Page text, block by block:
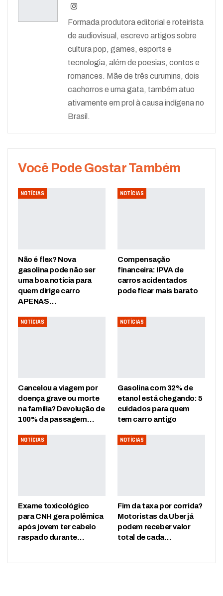
Formada produtora editorial e roteirista
de audiovisual, escrevo artigos sobre
cultura pop, games, esports e
tecnologia, além de poesias, contos e
romances. Mãe de três curumins, dois
cachorros e uma gata, também atuo
ativamente em prol à causa indígena no
Brasil.
Você Pode Gostar Também
NOTÍCIAS
Não é flex? Nova
gasolina pode não ser
uma boa notícia para
quem dirige carro
APENAS…
NOTÍCIAS
Compensação
financeira: IPVA de
carros acidentados
pode ficar mais barato
NOTÍCIAS
Cancelou a viagem por
doença grave ou morte
na família? Devolução de
100% da passagem…
NOTÍCIAS
Gasolina com 32% de
etanol está chegando: 5
cuidados para quem
tem carro antigo
NOTÍCIAS
Exame toxicológico
para CNH gera polêmica
após jovem ter cabelo
raspado durante…
NOTÍCIAS
Fim da taxa por corrida?
Motoristas da Uber já
podem receber valor
total de cada…